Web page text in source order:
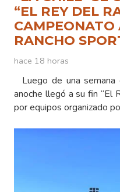
“EL REY DEL
CAMPEONATO
RANCHO
hace 18 horas
Luego de una semana
anoche llegó a su fin “El
por equipos organizado